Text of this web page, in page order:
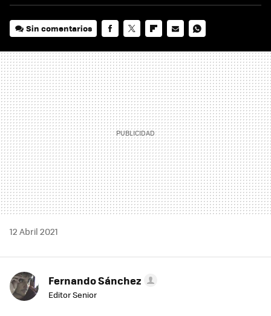
Sin comentarios
MAIL
12 Abril 2021
Fernando Sánchez
Editor Senior